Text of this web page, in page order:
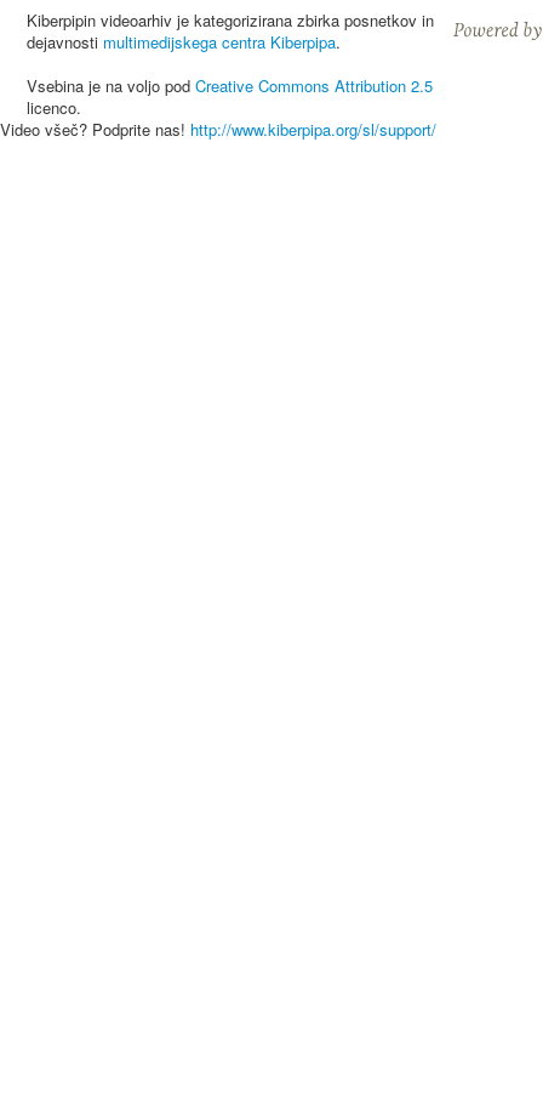
Kiberpipin videoarhiv je kategorizirana zbirka posnetkov in
dejavnosti multimedijskega centra Kiberpipa.
Vsebina je na voljo pod Creative Commons Attribution 2.5
licenco.
Video všeč? Podprite nas! http://www.kiberpipa.org/sl/support/